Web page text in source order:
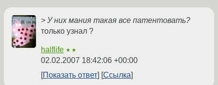
> У них мания такая все патентовать?
только узнал ?
halflife ★★
02.02.2007 18:42:06 +00:00
Показать ответ
Ссылка